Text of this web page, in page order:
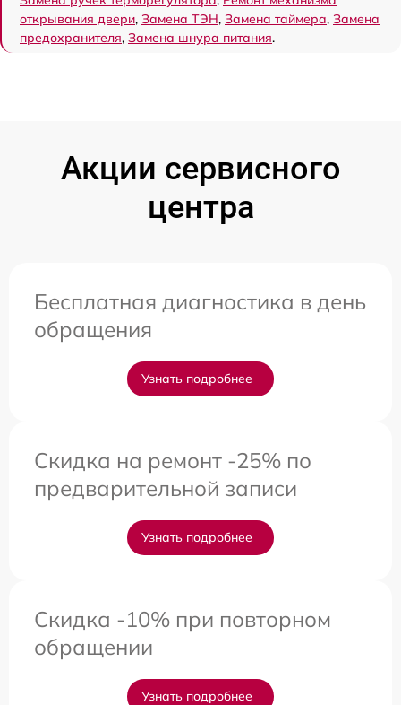
открывания двери, Замена ТЭН, Замена таймера, Замена
предохранителя, Замена шнура питания.
Акции сервисного
центра
Бесплатная диагностика в день
обращения
Узнать подробнее
Скидка на ремонт -25% по
предварительной записи
Узнать подробнее
Скидка -10% при повторном
обращении
Узнать подробнее